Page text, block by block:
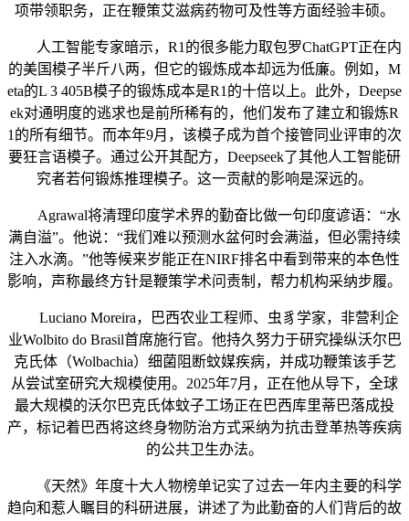
项带领职务，正在鞭策艾滋病药物可及性等方面经验丰硕。
人工智能专家暗示，R1的很多能力取包罗ChatGPT正在内
的美国模子半斤八两，但它的锻炼成本却远为低廉。例如，M
eta的L 3 405B模子的锻炼成本是R1的十倍以上。此外，Deepse
ek对通明度的逃求也是前所稀有的，他们发布了建立和锻炼R
1的所有细节。而本年9月，该模子成为首个接管同业评审的次
要狂言语模子。通过公开其配方，Deepseek了其他人工智能研
究者若何锻炼推理模子。这一贡献的影响是深远的。
Agrawal将清理印度学术界的勤奋比做一句印度谚语：“水
满自溢”。他说：“我们难以预测水盆何时会满溢，但必需持续
注入水滴。”他等候来岁能正在NIRF排名中看到带来的本色性
影响，声称最终方针是鞭策学术问责制，帮力机构采纳步履。
Luciano Moreira，巴西农业工程师、虫豸学家，非营利企
业Wolbito do Brasil首席施行官。他持久努力于研究操纵沃尔巴
克氏体（Wolbachia）细菌阻断蚊媒疾病，并成功鞭策该手艺
从尝试室研究大规模使用。2025年7月，正在他从导下，全球
最大规模的沃尔巴克氏体蚊子工场正在巴西库里蒂巴落成投
产，标记着巴西将这终身物防治方式采纳为抗击登革热等疾病
的公共卫生办法。
《天然》年度十大人物榜单记实了过去一年内主要的科学
趋向和惹人瞩目的科研进展，讲述了为此勤奋的人们背后的故